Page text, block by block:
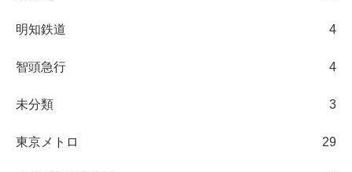
明知鉄道 4
智頭急行 4
未分類 3
東京メトロ 29